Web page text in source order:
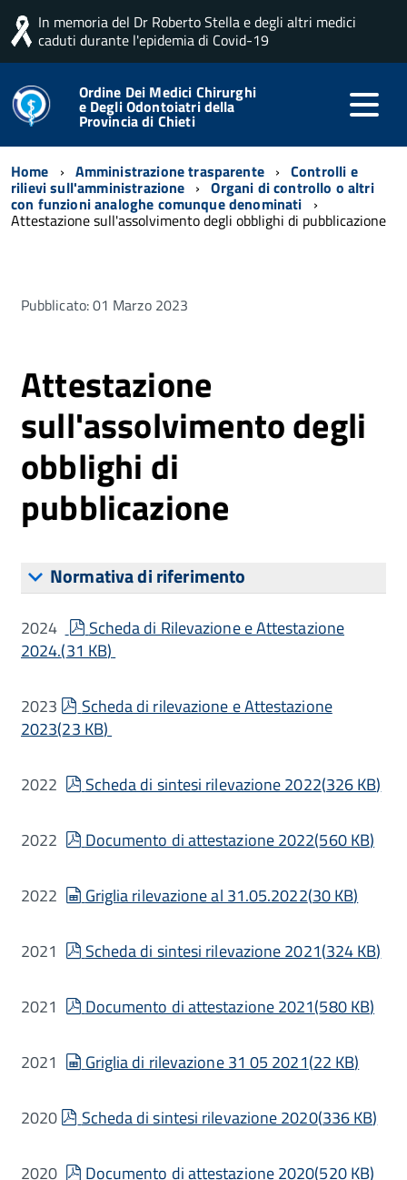
In memoria del Dr Roberto Stella e degli altri medici
caduti durante l'epidemia di Covid-19
Ordine Dei Medici Chirurghi
e Degli Odontoiatri della
Provincia di Chieti
Home Amministrazione trasparente Controlli e
rilievi sull'amministrazione Organi di controllo o altri
con funzioni analoghe comunque denominati
Attestazione sull'assolvimento degli obblighi di pubblicazione
Pubblicato: 01 Marzo 2023
Attestazione
sull'assolvimento degli
obblighi di
pubblicazione
Normativa di riferimento
2024 pdf
Scheda di Rilevazione e Attestazione
2024.(31 KB)
2023 pdf
Scheda di rilevazione e Attestazione
2023(23 KB)
2022 pdf
Scheda di sintesi rilevazione 2022(326 KB)
2022 pdf
Documento di attestazione 2022(560 KB)
2022 spreadsheet
Griglia rilevazione al 31.05.2022(30 KB)
2021 pdf
Scheda di sintesi rilevazione 2021(324 KB)
2021 pdf
Documento di attestazione 2021(580 KB)
2021 spreadsheet
Griglia di rilevazione 31 05 2021(22 KB)
2020 pdf
Scheda di sintesi rilevazione 2020(336 KB)
2020 pdf
Documento di attestazione 2020(520 KB)